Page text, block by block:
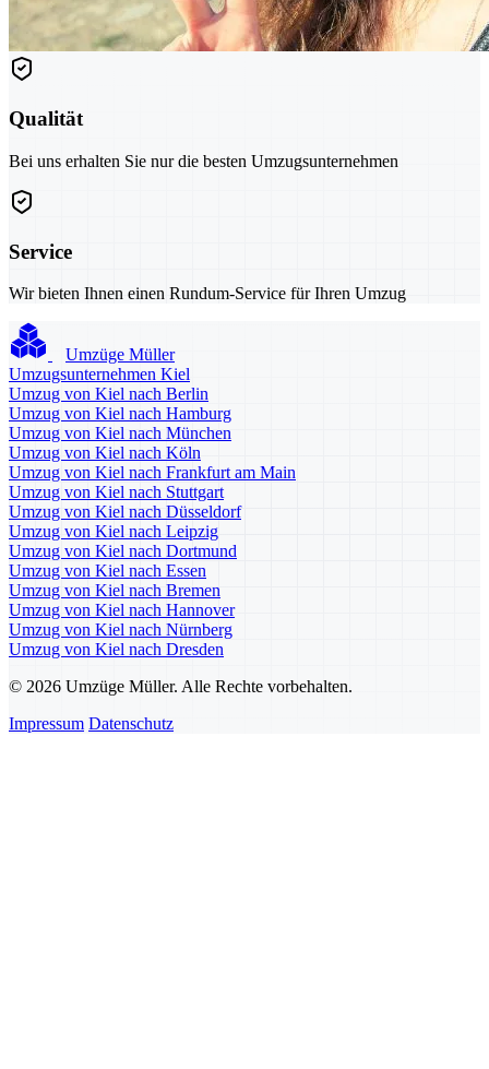
Qualität
Bei uns erhalten Sie nur die besten Umzugsunternehmen
Service
Wir bieten Ihnen einen Rundum-Service für Ihren Umzug
Umzüge Müller
Umzugsunternehmen Kiel
Umzug von Kiel nach Berlin
Umzug von Kiel nach Hamburg
Umzug von Kiel nach München
Umzug von Kiel nach Köln
Umzug von Kiel nach Frankfurt am Main
Umzug von Kiel nach Stuttgart
Umzug von Kiel nach Düsseldorf
Umzug von Kiel nach Leipzig
Umzug von Kiel nach Dortmund
Umzug von Kiel nach Essen
Umzug von Kiel nach Bremen
Umzug von Kiel nach Hannover
Umzug von Kiel nach Nürnberg
Umzug von Kiel nach Dresden
© 2026 Umzüge Müller. Alle Rechte vorbehalten.
Impressum Datenschutz